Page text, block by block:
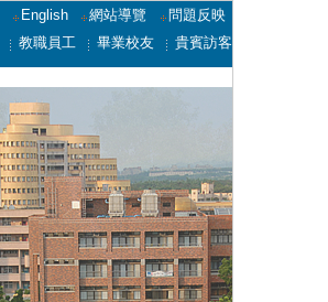
English 網站導覽
問題反映
教職員工 畢業校友 貴賓訪客